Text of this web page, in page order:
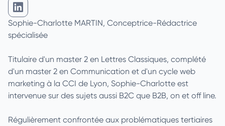
Charlotte Martin sur Linkedin
Sophie-Charlotte MARTIN, Conceptrice-Rédactrice
spécialisée
Titulaire d'un master 2 en Lettres Classiques, complété
d'un master 2 en Communication et d'un cycle web
marketing à la CCI de Lyon, Sophie-Charlotte est
intervenue sur des sujets aussi B2C que B2B, on et off line.
Régulièrement confrontée aux problématiques tertiaires